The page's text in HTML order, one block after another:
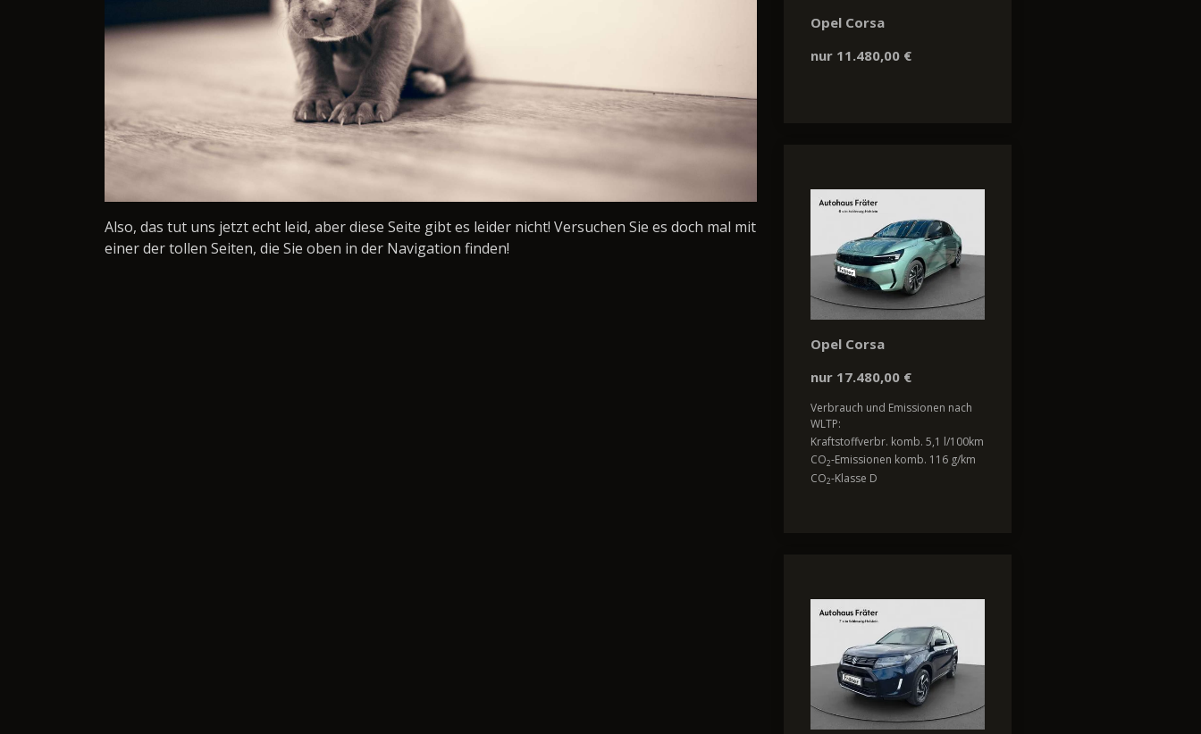
Also, das tut uns jetzt echt leid, aber diese Seite gibt es leider nicht! Versuchen Sie es doch mal mit
einer der tollen Seiten, die Sie oben in der Navigation finden!
Opel Corsa
nur 11.480,00 €
Opel Corsa
nur 17.480,00 €
Verbrauch und Emissionen nach
WLTP:
Kraftstoffverbr. komb. 5,1 l/100km
CO2-Emissionen komb. 116 g/km
CO2-Klasse D